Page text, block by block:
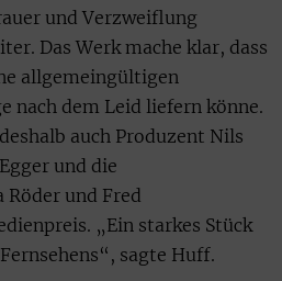
und Verzweiflung
Das Werk mache klar, dass
allgemeingültigen
nach dem Leid liefern könne.
auch Produzent Nils
und die
und Fred
„Ein starkes Stück
sagte Huff.